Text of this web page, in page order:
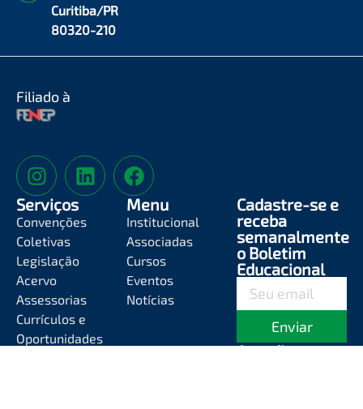
Curitiba/PR
80320-210
Filiado à
Serviços
Convenções
Coletivas
Legislação
Acervo
Assessorias
Currículos e
Oportunidades
Menu
Institucional
Associadas
Cursos
Eventos
Notícias
Cadastre-se e
receba
semanalmente
o Boletim
Educacional
Enviar
Atendimento